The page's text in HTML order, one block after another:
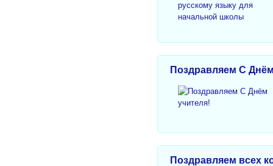
Поздравляем С
Поздравляем всех